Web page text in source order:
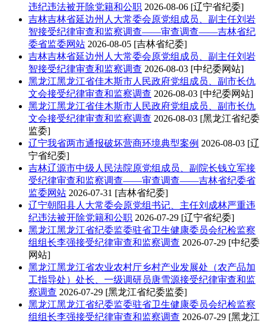
违纪违法被开除党籍和公职 2026-08-06 [辽宁省纪委]
吉林吉林省延边州人大常委会原党组成员、副主任刘岩
智接受纪律审查和监察调查——审查调查——吉林省纪
委省监委网站 2026-08-05 [吉林省纪委]
吉林吉林省延边州人大常委会原党组成员、副主任刘岩
智接受纪律审查和监察调查 2026-08-03 [中纪委网站]
黑龙江黑龙江省佳木斯市人民政府党组成员、副市长仇
文会接受纪律审查和监察调查 2026-08-03 [中纪委网站]
黑龙江黑龙江省佳木斯市人民政府党组成员、副市长仇
文会接受纪律审查和监察调查 2026-08-03 [黑龙江省纪委
监委]
辽宁我省两市通报破坏营商环境典型案例 2026-08-03 [辽
宁省纪委]
吉林辽源市中级人民法院原党组成员、副院长钱立军接
受纪律审查和监察调查——审查调查——吉林省纪委省
监委网站 2026-07-31 [吉林省纪委]
辽宁朝阳县人大常委会原党组书记、主任刘成林严重违
纪违法被开除党籍和公职 2026-07-29 [辽宁省纪委]
黑龙江黑龙江省纪委监委驻省卫生健康委员会纪检监察
组组长李强接受纪律审查和监察调查 2026-07-29 [中纪委
网站]
黑龙江黑龙江省农业农村厅乡村产业发展处（农产品加
工指导处）处长、一级调研员唐雪源接受纪律审查和监
察调查 2026-07-29 [黑龙江省纪委监委]
黑龙江黑龙江省纪委监委驻省卫生健康委员会纪检监察
组组长李强接受纪律审查和监察调查 2026-07-29 [黑龙江